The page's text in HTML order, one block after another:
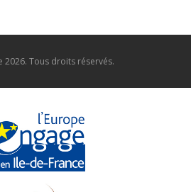
2026. Tous droits réservés.